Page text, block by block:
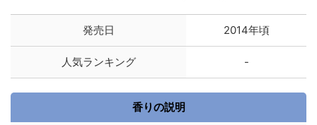
発売日 2014年頃
人気ランキング -
香りの説明